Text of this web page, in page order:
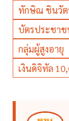
ทักษิณ ชินวัต
บัตรประชา
กลุ่มผู้สูงอายุ
เงินดิจิทัล